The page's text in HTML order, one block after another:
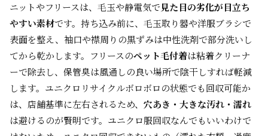
ニットやフリースは、毛玉や静電気で見た目の劣化が目立ち
やすい素材です。持ち込み前に、毛玉取り器や洋服ブラシで
表面を整え、袖口や襟周りの黒ずみは中性洗剤で部分洗いし
てから乾かします。フリースのペット毛付着は粘着クリーナ
ーで除去し、保管臭は風通しの良い場所で陰干しすれば軽減
します。ユニクロリサイクルボロボロの状態でも回収可能か
は、店舗基準に左右されるため、 穴あき・大きな汚れ・濡れ
は避けるのが賢明です。ユニクロ服回収なんでもいいわけで